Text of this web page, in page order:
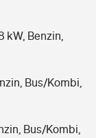
kW, Benzin,
Bus/Kombi,
Bus/Kombi,